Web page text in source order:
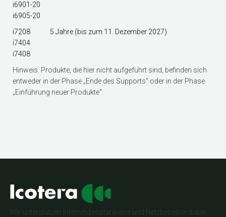
i6901-20
i6905-20
i7208
i7404
i7408
5 Jahre (bis zum 11. Dezember 2027)
Hinweis: Produkte, die hier nicht aufgeführt sind, befinden sich
entweder in der Phase „Ende des Supports“ oder in der Phase
„Einführung neuer Produkte“.
Wir unterstützen Internetdienstanbieter und Netzbetreiber dabei,